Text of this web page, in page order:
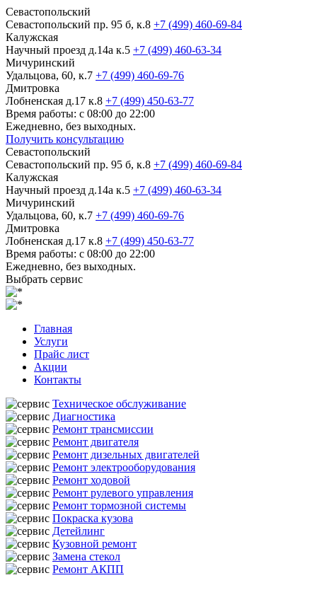
Севастопольский
Севастопольский пр. 95 б, к.8 +7 (499) 460-69-84
Калужская
Научный проезд д.14а к.5 +7 (499) 460-63-34
Мичуринский
Удальцова, 60, к.7 +7 (499) 460-69-76
Дмитровка
Лобненская д.17 к.8 +7 (499) 450-63-77
Время работы: с 08:00 до 22:00
Ежедневно, без выходных.
Получить консультацию
Севастопольский
Севастопольский пр. 95 б, к.8 +7 (499) 460-69-84
Калужская
Научный проезд д.14а к.5 +7 (499) 460-63-34
Мичуринский
Удальцова, 60, к.7 +7 (499) 460-69-76
Дмитровка
Лобненская д.17 к.8 +7 (499) 450-63-77
Время работы: с 08:00 до 22:00
Ежедневно, без выходных.
Выбрать сервис
Главная
Услуги
Прайс лист
Акции
Контакты
Техническое обслуживание
Диагностика
Ремонт трансмиссии
Ремонт двигателя
Ремонт дизельных двигателей
Ремонт электрооборудования
Ремонт ходовой
Ремонт рулевого управления
Ремонт тормозной системы
Покраска кузова
Детейлинг
Кузовной ремонт
Замена стекол
Ремонт АКПП